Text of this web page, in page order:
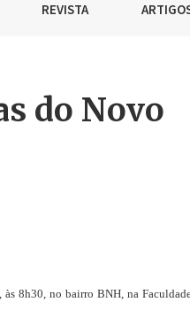
REVISTA
do Novo
8h30, no bairro BNH, na